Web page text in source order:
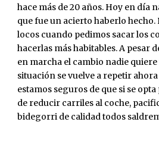
hace más de 20 años. Hoy en día
que fue un acierto haberlo
locos cuando pedimos sacar los
hacerlas más habitables. A pesar
en marcha el cambio nadie
situación se vuelve a repetir
estamos seguros de que si se
de reducir carriles al coche,
bidegorri de calidad todos